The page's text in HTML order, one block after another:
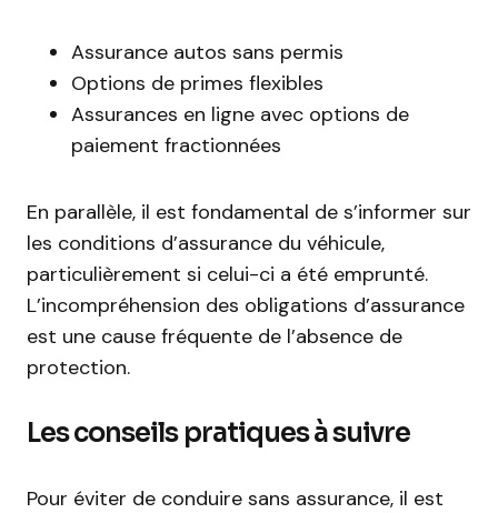
Assurance autos sans permis
Options de primes flexibles
Assurances en ligne avec options de
paiement fractionnées
En parallèle, il est fondamental de s’informer sur
les conditions d’assurance du véhicule,
particulièrement si celui-ci a été emprunté.
L’incompréhension des obligations d’assurance
est une cause fréquente de l’absence de
protection.
Les conseils pratiques à suivre
Pour éviter de conduire sans assurance, il est